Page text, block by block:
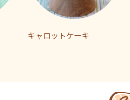
キャロットケーキ